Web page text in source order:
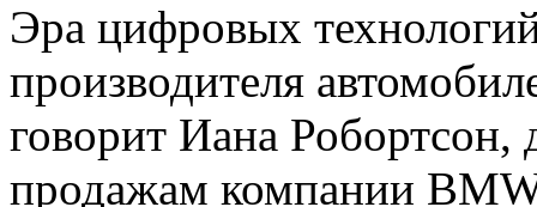
Эра цифровых
производителя
говорит Иана Робортсон,
продажам компании